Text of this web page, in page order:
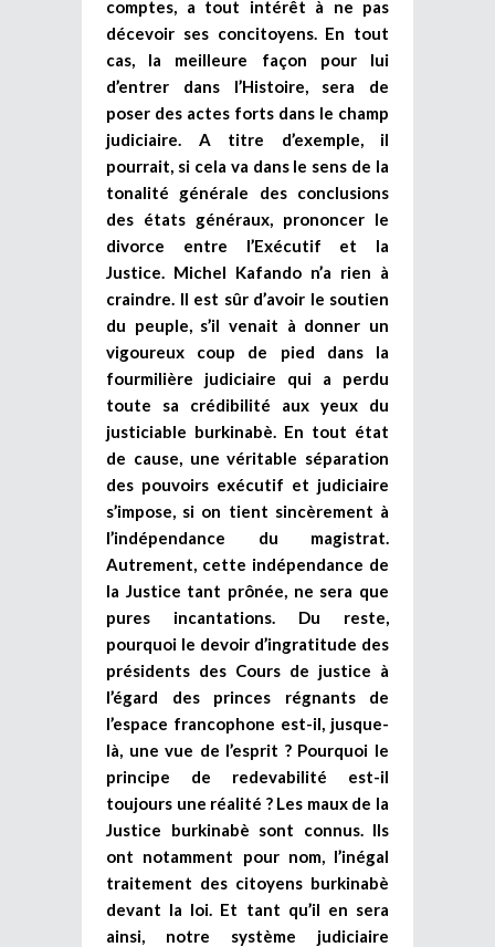
comptes, a tout intérêt à ne pas
décevoir ses concitoyens. En tout
cas, la meilleure façon pour lui
d’entrer dans l’Histoire, sera de
poser des actes forts dans le champ
judiciaire. A titre d’exemple, il
pourrait, si cela va dans le sens de la
tonalité générale des conclusions
des états généraux, prononcer le
divorce entre l’Exécutif et la
Justice. Michel Kafando n’a rien à
craindre. Il est sûr d’avoir le soutien
du peuple, s’il venait à donner un
vigoureux coup de pied dans la
fourmilière judiciaire qui a perdu
toute sa crédibilité aux yeux du
justiciable burkinabè. En tout état
de cause, une véritable séparation
des pouvoirs exécutif et judiciaire
s’impose, si on tient sincèrement à
l’indépendance du magistrat.
Autrement, cette indépendance de
la Justice tant prônée, ne sera que
pures incantations. Du reste,
pourquoi le devoir d’ingratitude des
présidents des Cours de justice à
l’égard des princes régnants de
l’espace francophone est-il, jusque-
là, une vue de l’esprit ? Pourquoi le
principe de redevabilité est-il
toujours une réalité ? Les maux de la
Justice burkinabè sont connus. Ils
ont notamment pour nom, l’inégal
traitement des citoyens burkinabè
devant la loi. Et tant qu’il en sera
ainsi, notre système judiciaire